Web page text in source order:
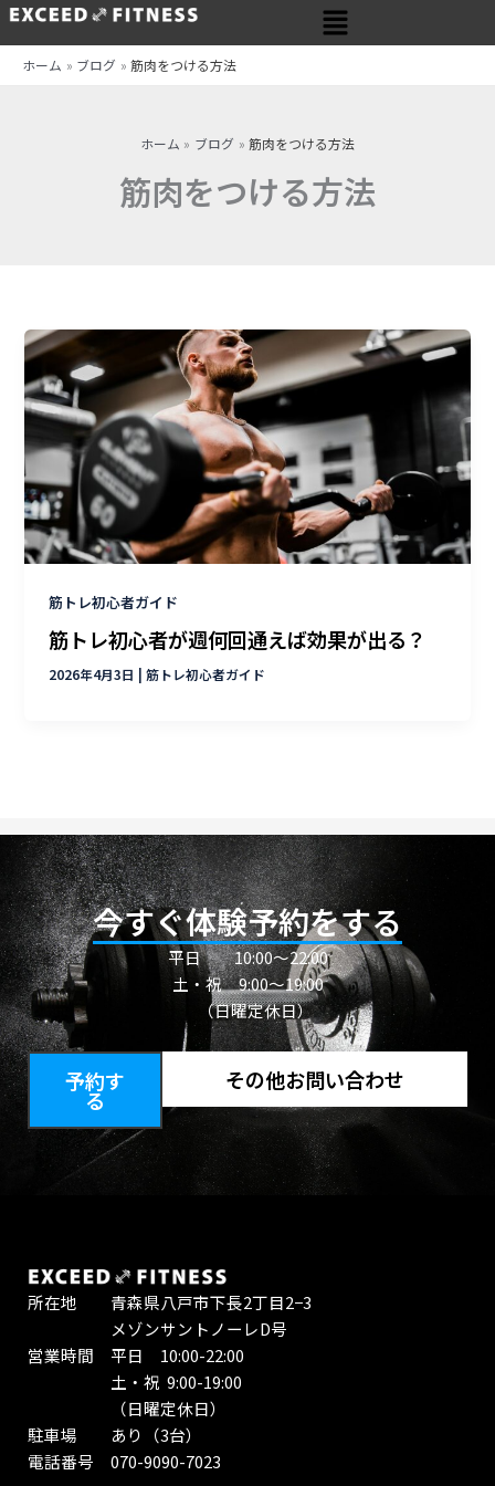
内
メ
ニ
ホーム ブログ 筋肉をつける方法
ホーム ブログ 筋肉をつける方法
筋肉をつける方法
筋トレ初心者ガイド
筋トレ初心者が週何回通えば効果が出る？
2026年4月3日 |筋トレ初心者ガイド
今すぐ体験予約をする
平日10:00〜22:00
土・祝 9:00～19:00
（日曜定休日）
予約す
る
その他お問い合わせ
所在地 青森県八戸市下長2丁目2−3
メゾンサントノーレD号
営業時間 平日 10:00-22:00
土・祝 9:00-19:00
（日曜定休日）
駐車場 あり（3台）
電話番号 070-9090-7023